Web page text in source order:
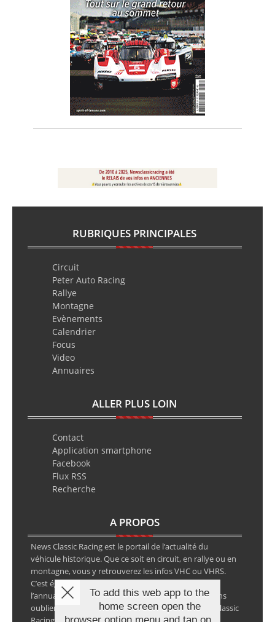
RUBRIQUES PRINCIPALES
Circuit
Peter Auto Racing
Rallye
Montagne
Evènements
Calendrier
Focus
Video
Annuaires
ALLER PLUS LOIN
Contact
Application smartphone
Facebook
Flux RSS
Recherche
A PROPOS
News Classic Racing est le portail de l’actualité du
véhicule historique. Que ce soit en circuit, en rallye ou en
montagne, vous y retrouverez les infos VHC ou VHRS.
C’est également le calendrier des épreuves ainsi que
l’annuaire des spécialistes de la voiture ancienne, sans
oublier les petites annonces avec notre partenaire Classic
To add this web app to the
home screen open the
browser option menu and tap on